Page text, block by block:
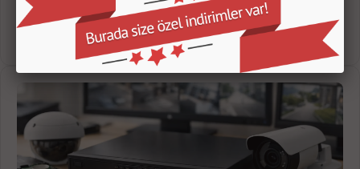
süresi ve bağlantı tipini karşılaştırın; eviniz veya iş yeriniz için
doğru sistemi hemen seçin.
18 Temmuz 2026